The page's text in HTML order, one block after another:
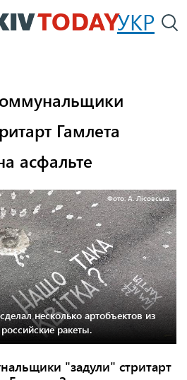
Перейти
к
УКР
Гамлета
асфальте
Фото: А. Лісовська
несколько артобъектов из
ракеты.
"задули" стритарт